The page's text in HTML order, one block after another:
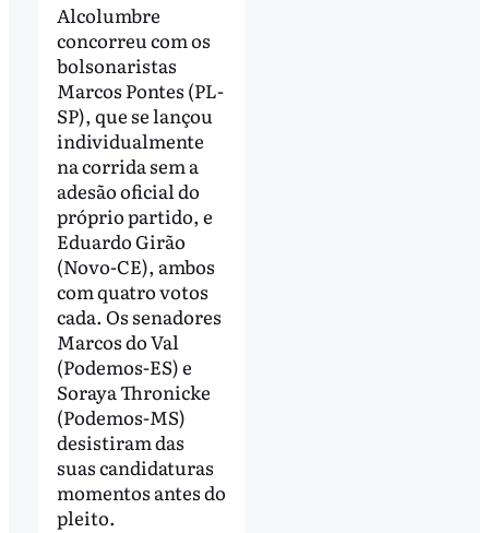
Alcolumbre
concorreu com os
bolsonaristas
Marcos Pontes (PL-
SP), que se lançou
individualmente
na corrida sem a
adesão oficial do
próprio partido, e
Eduardo Girão
(Novo-CE), ambos
com quatro votos
cada. Os senadores
Marcos do Val
(Podemos-ES) e
Soraya Thronicke
(Podemos-MS)
desistiram das
suas candidaturas
momentos antes do
pleito.